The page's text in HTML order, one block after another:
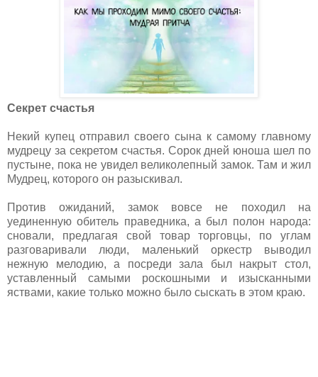
Секрет счастья
Некий купец отправил своего сына к самому главному
мудрецу за секретом счастья. Сорок дней юноша шел по
пустыне, пока не увидел великолепный замок. Там и жил
Мудрец, которого он разыскивал.
Против ожиданий, замок вовсе не походил на
уединенную обитель праведника, а был полон народа:
сновали, предлагая свой товар торговцы, по углам
разговаривали люди, маленький оркестр выводил
нежную мелодию, а посреди зала был накрыт стол,
уставленный самыми роскошными и изысканными
яствами, какие только можно было сыскать в этом краю.